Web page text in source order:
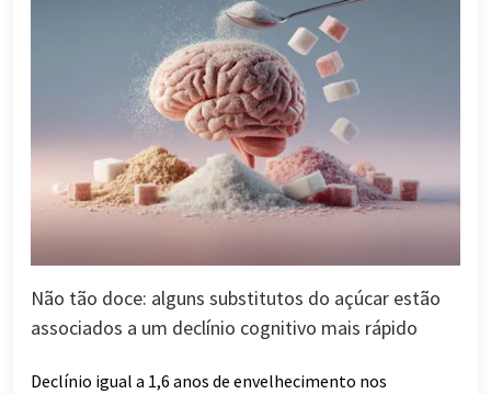
Não tão doce: alguns substitutos do açúcar estão
associados a um declínio cognitivo mais rápido
Declínio igual a 1,6 anos de envelhecimento nos